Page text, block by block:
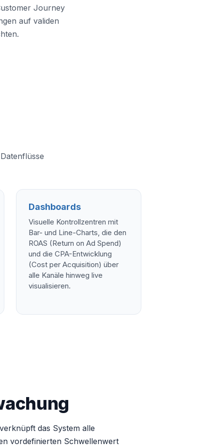
Journey
auf validen
Dashboards
Visuelle Kontrollzentren mit
Bar- und Line-Charts, die den
ROAS (Return on Ad Spend)
und die CPA-Entwicklung
(Cost per Acquisition) über
alle Kanäle hinweg live
visualisieren.
das System alle
vordefinierten Schwellenwert